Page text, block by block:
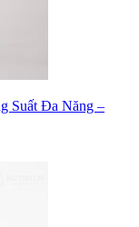
Suất Đa Năng –